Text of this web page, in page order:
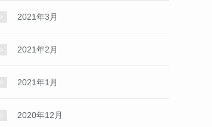
2021年3月
2021年2月
2021年1月
2020年12月